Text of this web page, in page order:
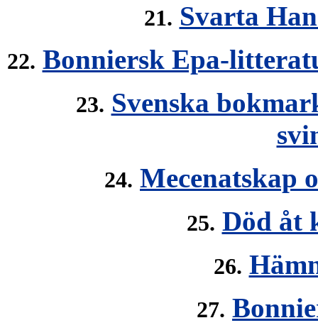
21. Svarta
22. Bonniersk Epa-
23. Svenska
24. Mecenatskap
25. Död åt
26.
27.